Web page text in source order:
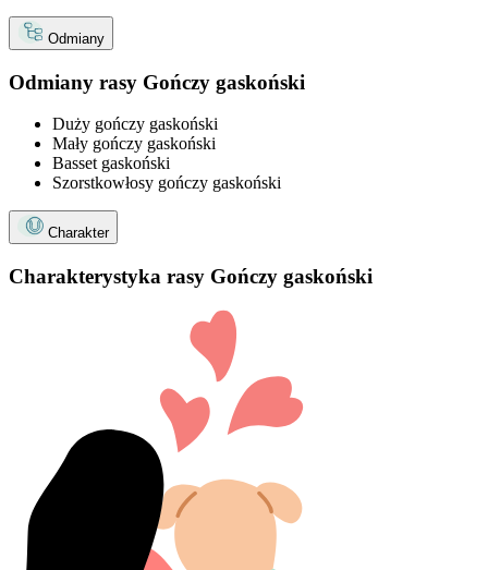
Odmiany
Odmiany rasy Gończy gaskoński
Duży gończy gaskoński
Mały gończy gaskoński
Basset gaskoński
Szorstkowłosy gończy gaskoński
Charakter
Charakterystyka rasy Gończy gaskoński